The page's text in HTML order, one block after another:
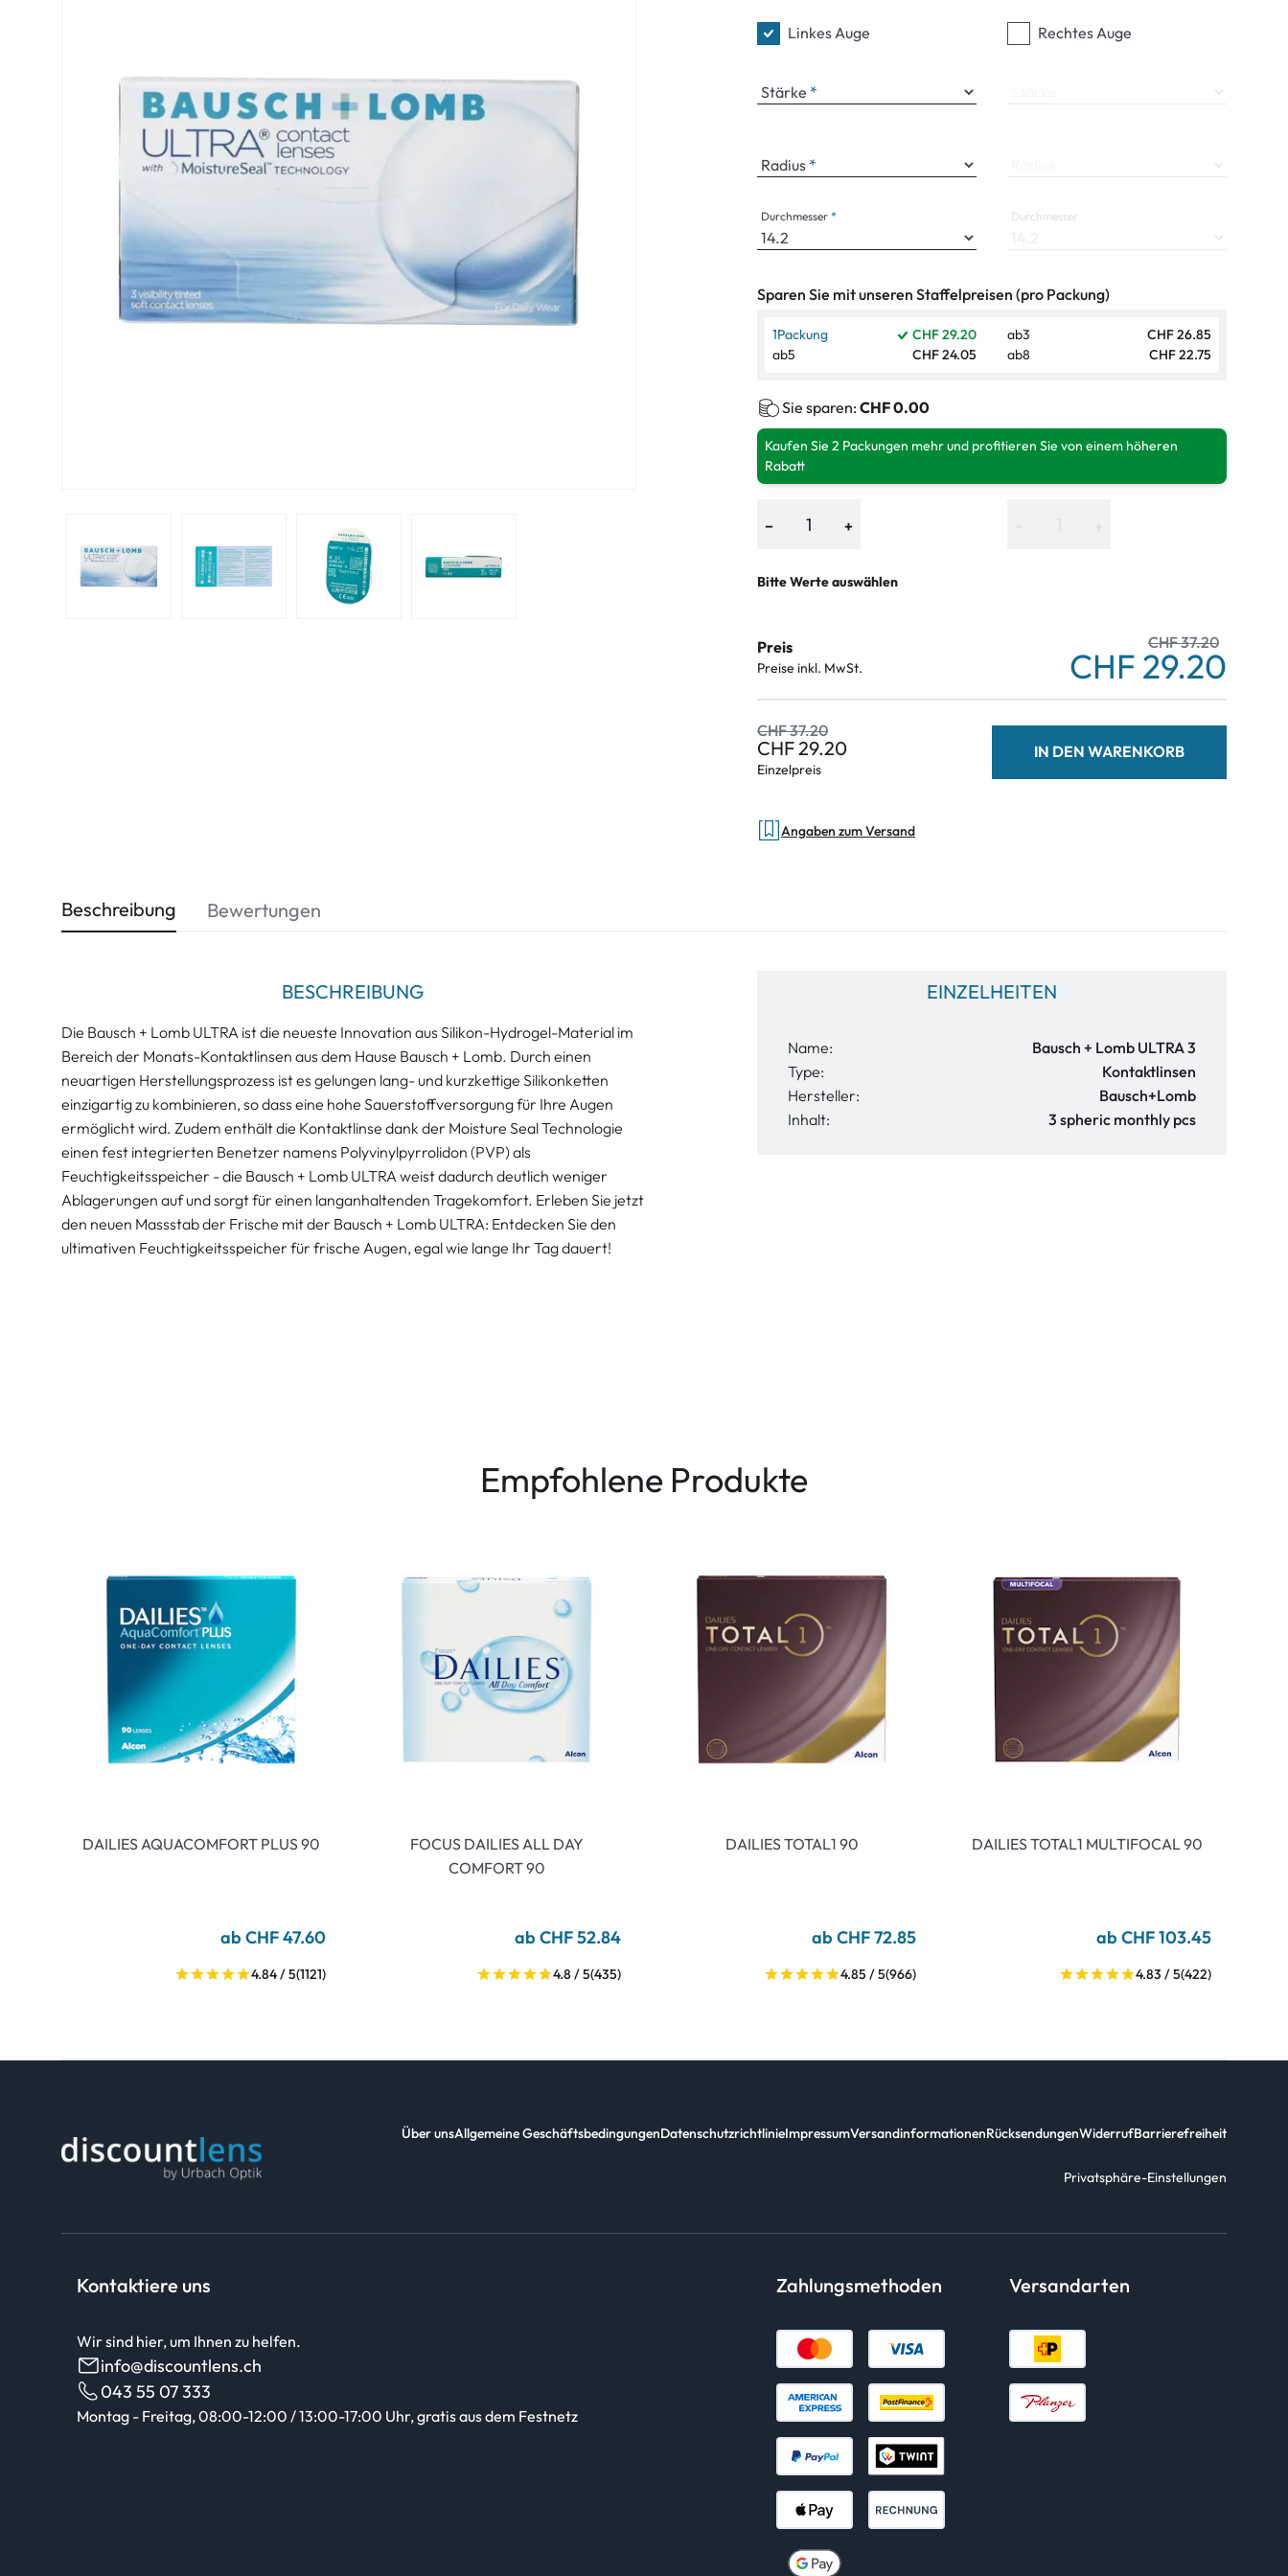
Proclear
SofLens
Fusion
Ever Clean Plus
Weitere Marken
Linkes Auge
Stärke
Radius
Durchmesser
Rechtes Auge
Durchmesser
Sparen Sie mit unseren Staffelpreisen (pro Packung)
1Packung CHF 29.20 ab3
CHF 26.85
ab5 CHF 24.05 ab8 CHF 22.75
Sie sparen: CHF 0.00
Kaufen Sie 2 Packungen mehr und profitieren Sie von einem höheren
Rabatt
− +
Bitte Werte auswählen
Preis
Preise inkl. MwSt.
CHF 37.20
CHF 29.20
CHF 37.20
CHF 29.20
Einzelpreis
IN DEN WARENKORB
Angaben zum Versand
Beschreibung
BESCHREIBUNG
Die Bausch + Lomb ULTRA ist die neueste Innovation aus Silikon-Hydrogel-Material im
Bereich der Monats-Kontaktlinsen aus dem Hause Bausch + Lomb. Durch einen
neuartigen Herstellungsprozess ist es gelungen lang- und kurzkettige Silikonketten
einzigartig zu kombinieren, so dass eine hohe Sauerstoffversorgung für Ihre Augen
ermöglicht wird. Zudem enthält die Kontaktlinse dank der Moisture Seal Technologie
einen fest integrierten Benetzer namens Polyvinylpyrrolidon (PVP) als
Feuchtigkeitsspeicher - die Bausch + Lomb ULTRA weist dadurch deutlich weniger
Ablagerungen auf und sorgt für einen langanhaltenden Tragekomfort. Erleben Sie jetzt
den neuen Massstab der Frische mit der Bausch + Lomb ULTRA: Entdecken Sie den
ultimativen Feuchtigkeitsspeicher für frische Augen, egal wie lange Ihr Tag dauert!
EINZELHEITEN
Name:
Bausch + Lomb ULTRA 3
Type:
Kontaktlinsen
Hersteller:
Bausch+Lomb
Inhalt:
3 spheric monthly pcs
Bewertungen
Empfohlene Produkte
DAILIES AQUACOMFORT PLUS 90
ab CHF 47.60
4.84 / 5(1121)
FOCUS DAILIES ALL DAY
COMFORT 90
ab CHF 52.84
4.8 / 5(435)
DAILIES TOTAL1 90
ab CHF 72.85
4.85 / 5(966)
DAILIES TOTAL1 MULTIFOCAL 90
ab CHF 103.45
4.83 / 5(422)
Über unsAllgemeine GeschäftsbedingungenDatenschutzrichtlinieImpressumVersandinformationenRücksendungenWiderrufBarrierefreiheit
Privatsphäre-Einstellungen
Kontaktiere uns
Wir sind hier, um Ihnen zu helfen.
info@discountlens.ch
043 55 07 333
Montag - Freitag, 08:00-12:00 / 13:00-17:00 Uhr, gratis aus dem Festnetz
Zahlungsmethoden Versandarten